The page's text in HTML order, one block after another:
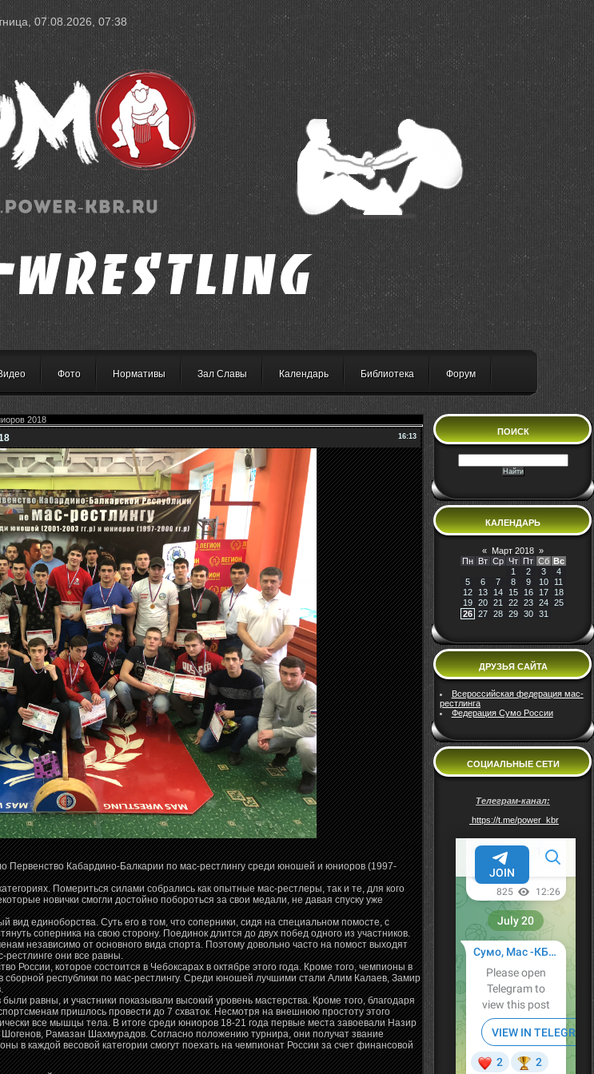
07.08.2026, 07:38
Фото Нормативы Зал Славы Календарь Библиотека Форум
2018
16:13
Первенство Кабардино-Балкарии по мас-рестлингу среди юношей и юниоров (1997-
Помериться силами собрались как опытные мас-рестлеры, так и те, для кого
новички смогли достойно побороться за свои медали, не давая спуску уже
единоборства. Суть его в том, что соперники, сидя на специальном помосте, с
соперника на свою сторону. Поединок длится до двух побед одного из участников.
независимо от основного вида спорта. Поэтому довольно часто на помост выходят
они все равны.
России, которое состоится в Чебоксарах в октябре этого года. Кроме того, чемпионы в
сборной республики по мас-рестлингу. Среди юношей лучшими стали Алим Калаев, Замир
равны, и участники показывали высокий уровень мастерства. Кроме того, благодаря
пришлось провести до 7 схваток. Несмотря на внешнюю простоту этого
все мышцы тела. В итоге среди юниоров 18-21 года первые места завоевали Назир
Рамазан Шахмурадов. Согласно положению турнира, они получат звание
в каждой весовой категории смогут поехать на чемпионат России за счет финансовой
ПОИСК
КАЛЕНДАРЬ
« Март 2018 »
Пн
Вт Ср Чт Пт Сб Вс
1
2 3
4
5
6 7 8 9 10
11
12
13 14 15 16 17
18
19
20 21 22 23 24
25
26
27 28 29 30 31
ДРУЗЬЯ САЙТА
Всероссийская федерация мас-
рестлинга
Федерация Сумо России
СОЦИАЛЬНЫЕ СЕТИ
Телеграм-канал:
https://t.me/power_kbr